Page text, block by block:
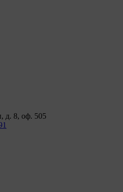
д. 8, оф. 505